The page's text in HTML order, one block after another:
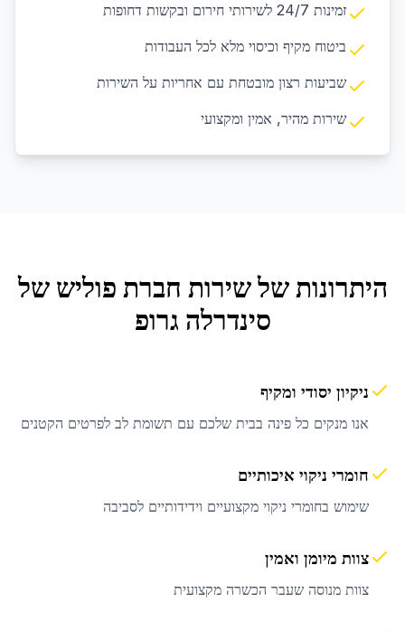
זמינות 24/7 לשירותי חירום ובקשות דחופות
ביטוח מקיף וכיסוי מלא לכל העבודות
שביעות רצון מובטחת עם אחריות על השירות
שירות מהיר, אמין ומקצועי
היתרונות של שירות חברת פוליש של
סינדרלה גרופ
ניקיון יסודי ומקיף
אנו מנקים כל פינה בבית שלכם עם תשומת לב לפרטים הקטנים
חומרי ניקוי איכותיים
שימוש בחומרי ניקוי מקצועיים וידידותיים לסביבה
צוות מיומן ואמין
צוות מנוסה שעבר הכשרה מקצועית